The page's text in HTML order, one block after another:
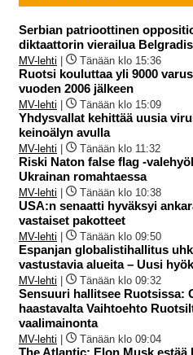
Serbian patrioottinen
diktaattorin vierailua
MV-lehti Tänään klo 15:36
Ruotsi kouluttaa yli 9000
vuoden 2006 jälkeen
MV-lehti Tänään klo 15:09
Yhdysvallat kehittää uusia
keinoälyn avulla
MV-lehti Tänään klo 11:32
Riski Naton false flag -
Ukrainan romahtaessa
MV-lehti Tänään klo 10:38
USA:n senaatti hyväksyi
vastaiset pakotteet
MV-lehti Tänään klo 09:50
Espanjan globalistihallitus
vastustavia alueita – Uusi
MV-lehti Tänään klo 09:32
Sensuuri hallitsee Ruotsissa:
haastavalta Vaihtoehto
vaalimainonta
MV-lehti Tänään klo 09:04
The Atlantic: Elon Musk